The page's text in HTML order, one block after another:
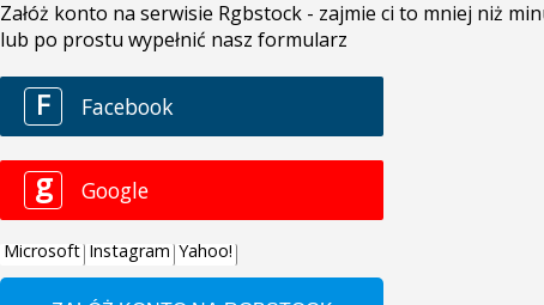
Załóż konto na serwisie Rgbstock - zajmie ci to mniej niż
lub po prostu wypełnić nasz formularz
F Facebook
g Google
Microsoft Instagram Yahoo!